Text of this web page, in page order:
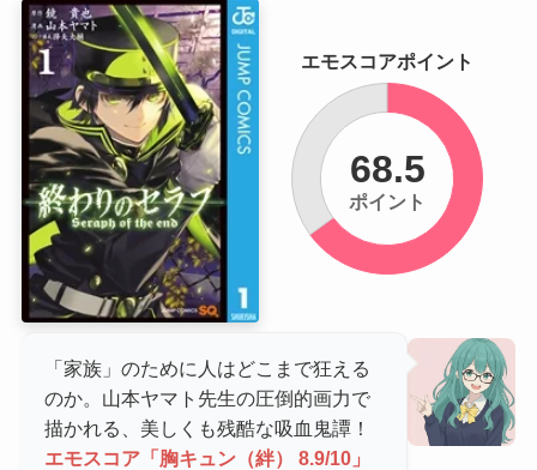
「家族」のために人はどこまで狂える
のか。山本ヤマト先生の圧倒的画力で
描かれる、美しくも残酷な吸血鬼譚！
エモスコア「胸キュン（絆） 8.9/10」
エモスコアポイント
68.5
ポイント